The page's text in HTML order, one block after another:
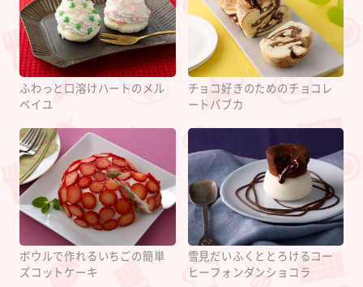
ふわっと口溶けハートのメル
ベイユ
チョコ好きのためのチョコレ
ートバブカ
ボウルで作れるいちごの簡単
ズコットケーキ
雪見だいふくととろけるコー
ヒーフォンダンショコラ